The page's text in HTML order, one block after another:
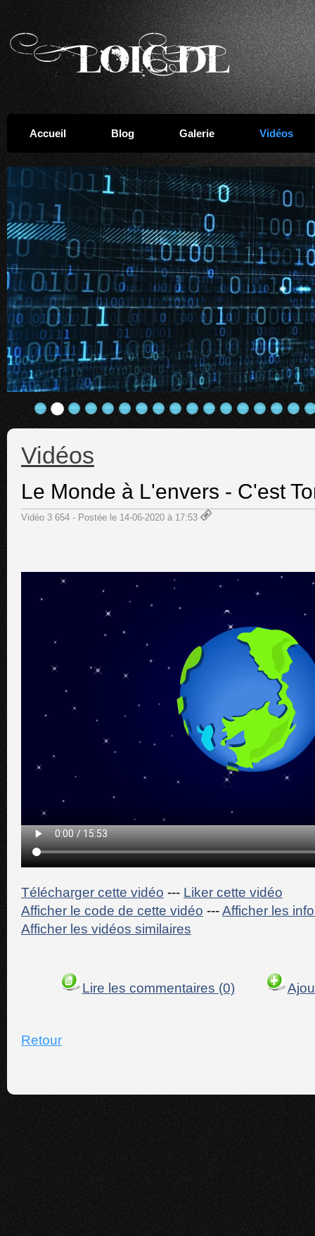
Accueil Blog Galerie Vidéos
Vidéos
Le Monde à L'envers - C'est
Vidéo 3 654 - Postée le 14-06-2020 à 17:53
Télécharger cette vidéo --- Liker cette vidéo
Afficher le code de cette vidéo ---Afficher les
Afficher les vidéos similaires
Lire les commentaires (0)
Retour